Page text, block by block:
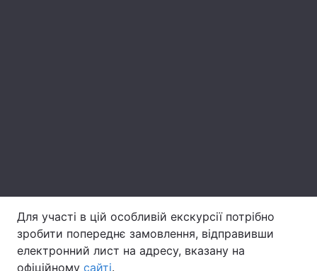
Тема оформлення
Для участі в цій особливій екскурсії потрібно
зробити попереднє замовлення, відправивши
електронний лист на адресу, вказану на
офіційному сайті.